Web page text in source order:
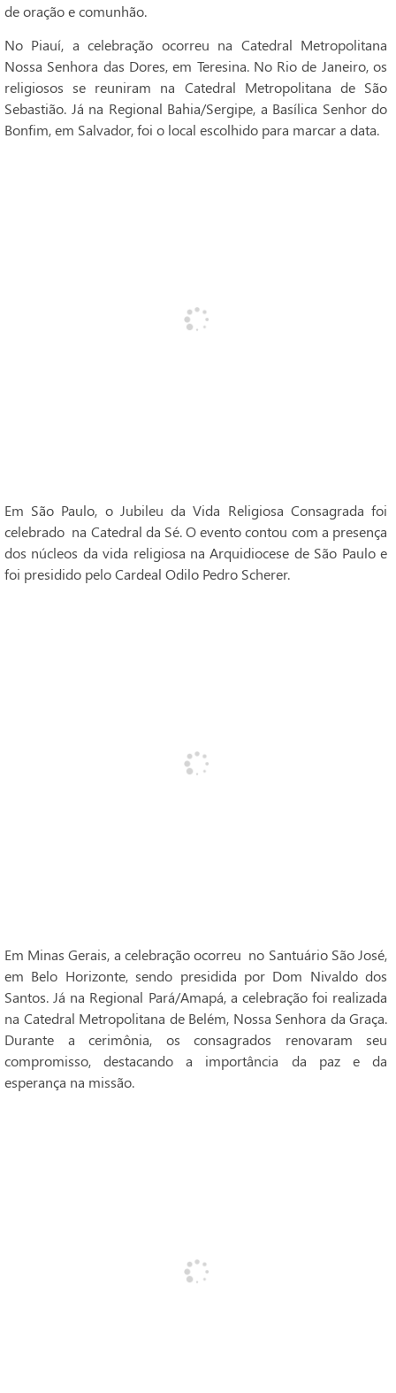
de oração e comunhão.
No Piauí, a celebração ocorreu na Catedral Metropolitana
Nossa Senhora das Dores, em Teresina. No Rio de Janeiro, os
religiosos se reuniram na Catedral Metropolitana de São
Sebastião. Já na Regional Bahia/Sergipe, a Basílica Senhor do
Bonfim, em Salvador, foi o local escolhido para marcar a data.
Em São Paulo, o Jubileu da Vida Religiosa Consagrada foi
celebrado na Catedral da Sé. O evento contou com a presença
dos núcleos da vida religiosa na Arquidiocese de São Paulo e
foi presidido pelo Cardeal Odilo Pedro Scherer.
Em Minas Gerais, a celebração ocorreu no Santuário São José,
em Belo Horizonte, sendo presidida por Dom Nivaldo dos
Santos. Já na Regional Pará/Amapá, a celebração foi realizada
na Catedral Metropolitana de Belém, Nossa Senhora da Graça.
Durante a cerimônia, os consagrados renovaram seu
compromisso, destacando a importância da paz e da
esperança na missão.